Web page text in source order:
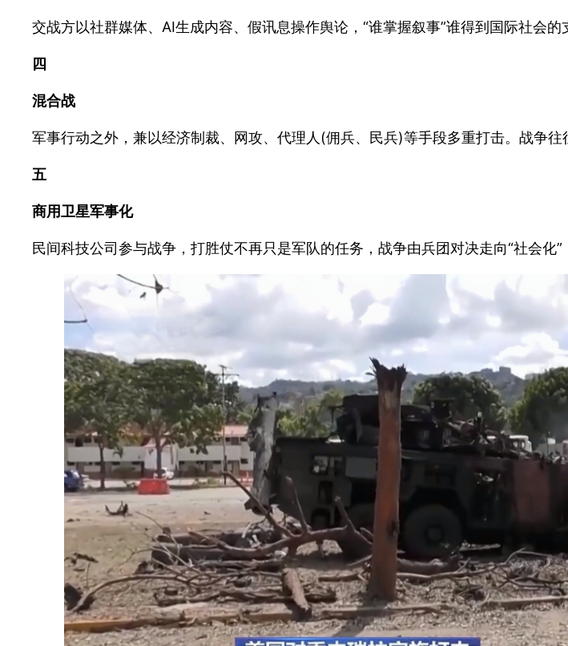
交战方以社群媒体、AI生成内容、假讯息操作舆论，“谁掌握叙事”谁得到国际社会
四
混合战
军事行动之外，兼以经济制裁、网攻、代理人(佣兵、民兵)等手段多重打击。战争
五
商用卫星军事化
民间科技公司参与战争，打胜仗不再只是军队的任务，战争由兵团对决走向“社会化